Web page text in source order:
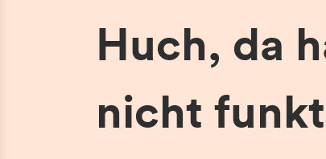
Huch, da
nicht